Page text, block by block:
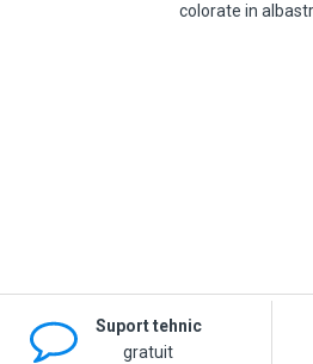
colorate in
Suport tehnic
gratuit